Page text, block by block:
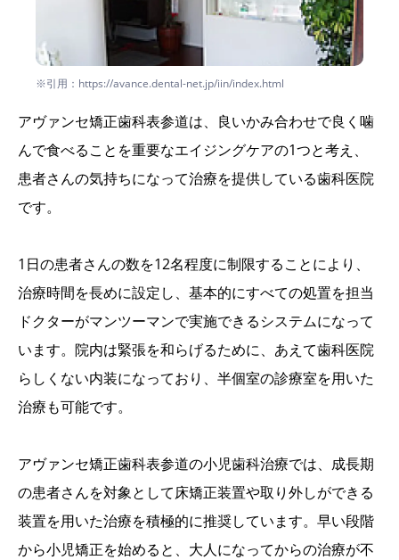
※引用：https://avance.dental-net.jp/iin/index.html
アヴァンセ矯正歯科表参道は、良いかみ合わせで良く噛
んで食べることを重要なエイジングケアの1つと考え、
患者さんの気持ちになって治療を提供している歯科医院
です。
1日の患者さんの数を12名程度に制限することにより、
治療時間を長めに設定し、基本的にすべての処置を担当
ドクターがマンツーマンで実施できるシステムになって
います。院内は緊張を和らげるために、あえて歯科医院
らしくない内装になっており、半個室の診療室を用いた
治療も可能です。
アヴァンセ矯正歯科表参道の小児歯科治療では、成長期
の患者さんを対象として床矯正装置や取り外しができる
装置を用いた治療を積極的に推奨しています。早い段階
から小児矯正を始めると、大人になってからの治療が不